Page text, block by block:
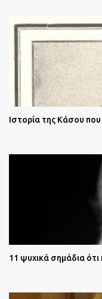
Ιστορία της Κάσου που
11 ψυχικά σημάδια